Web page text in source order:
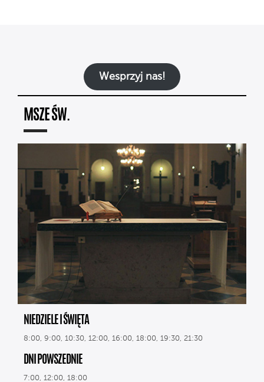
Wesprzyj nas!
MSZE ŚW.
NIEDZIELE I ŚWIĘTA
8:00, 9:00, 10:30, 12:00, 16:00, 18:00, 19:30, 21:30
DNI POWSZEDNIE
7:00, 12:00, 18:00